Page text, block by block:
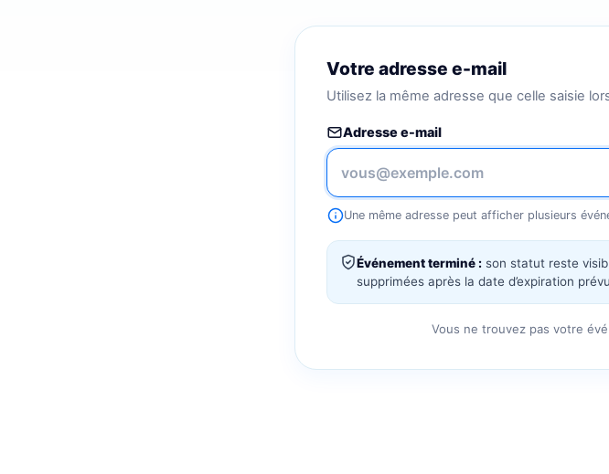
Votre adresse e-mail
Utilisez la même adresse que celle saisie
Adresse e-mail
Une même adresse peut afficher plusieurs
Événement terminé : son statut reste
supprimées après la date d’expiration
Vous ne trouvez pas votre